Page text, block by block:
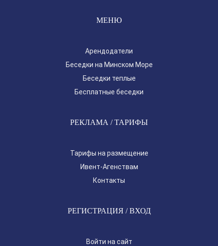
МЕНЮ
Арендодатели
Беседки на Минском Море
Беседки теплые
Бесплатные беседки
РЕКЛАМА / ТАРИФЫ
Тарифы на размещение
Ивент-Агенствам
Контакты
РЕГИСТРАЦИЯ / ВХОД
Войти на сайт